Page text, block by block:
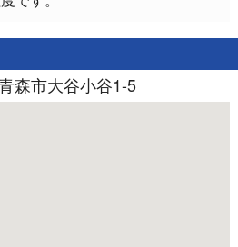
森市大谷小谷1-5